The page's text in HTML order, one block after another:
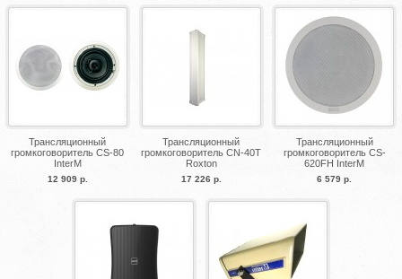
Трансляционный
громкоговоритель CS-80
InterM
12 909 р.
Трансляционный
громкоговоритель CN-40T
Roxton
17 226 р.
Трансляционный
громкоговоритель CS-
620FH InterM
6 579 р.